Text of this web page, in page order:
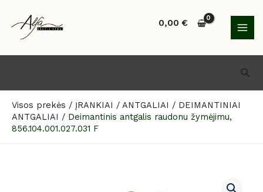
turinio
0,00€
Visos prekės / ĮRANKIAI / ANTGALIAI / DEIMANTINIAI
ANTGALIAI / Deimantinis antgalis raudonu žymėjimu,
856.104.001.027.031 F